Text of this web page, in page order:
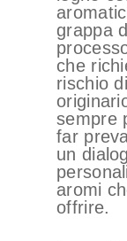
grappa
che
rischio
sempre
far
un
aromi
offrire.